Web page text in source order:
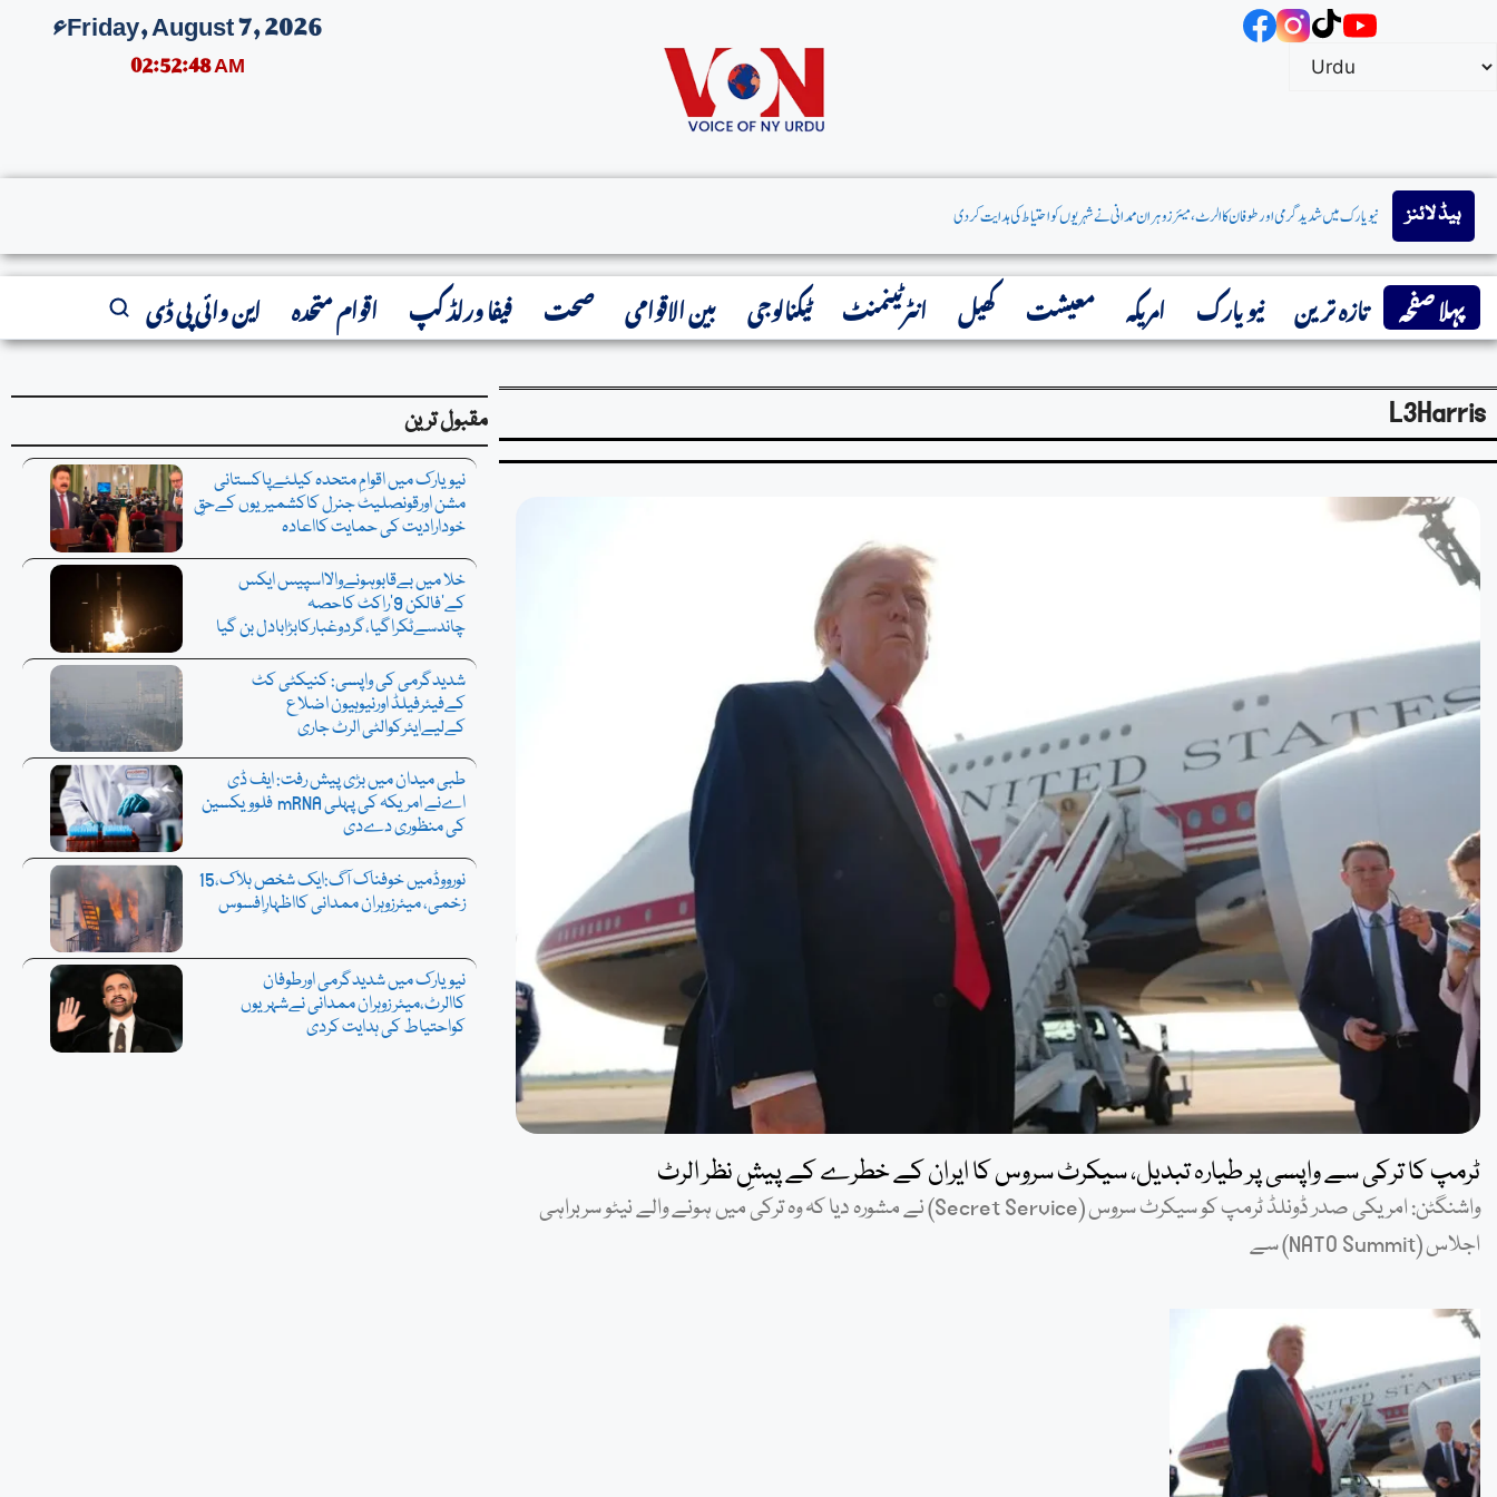
Friday, August 7, 2026ء
02:52:49 AM
ہیڈ لائنز
پہلا صفحہ تازہ ترین نیو یارک امریکہ معیشت کھیل انٹرٹینمنٹ ٹیکنالوجی بین الاقوامی صحت فیفا ورلڈ کپ اقوام متحدہ این وائی پی ڈی
مقبول ترین
نیویارک میں اقوامِ متحدہ کیلئےپاکستانی
مشن اورقونصلیٹ جنرل کاکشمیریوں کےحقِ
خودارادیت کی حمایت کااعادہ
خلا میں بےقابوہونےوالااسپیس ایکس
کے’فالکن 9’راکٹ کاحصہ
چاندسےٹکراگیا،گردوغبارکابڑابادل بن گیا
شدیدگرمی کی واپسی: کنیکٹی کٹ
کےفیئرفیلڈ اورنیوہیون اضلاع
کےلیےایئرکوالٹی الرٹ جاری
طبی میدان میں بڑی پیش رفت: ایف ڈی
اےنے امریکہ کی پہلی mRNA فلوویکسین
کی منظوری دےدی
نورووڈمیں خوفناک آگ:ایک شخص ہلاک،15
زخمی، میئرزوہران ممدانی کااظہارِافسوس
نیویارک میں شدیدگرمی اورطوفان
کاالرٹ،میئر زوہران ممدانی نےشہریوں
کواحتیاط کی ہدایت کردی
L3Harris
ٹرمپ کا ترکی سے واپسی پر طیارہ تبدیل، سیکرٹ سروس کا ایران کے خطرے کے پیشِ نظر الرٹ
واشنگٹن: امریکی صدر ڈونلڈ ٹرمپ کو سیکرٹ سروس (Secret Service) نے مشورہ دیا کہ وہ ترکی میں ہونے والے نیٹو سربراہی
اجلاس (NATO Summit) سے